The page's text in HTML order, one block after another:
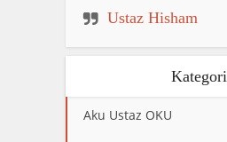
Ustaz Hisham
Kategori
Aku Ustaz OKU